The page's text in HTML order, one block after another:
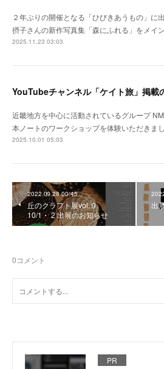
２年ぶりの開催となる「ひびきあうもの」に
摂子さんの新作写真集「森にふれる」をメイ
2025.11.23 03:03
YouTubeチャンネル「ケイト旅」掲載
近畿地方を中心に活動されているグループ
本ノートのワークショップを体験いただきま
2025.10.01 05:03
2022.09.28 00:45
丘のクラフト展vol.９
10/1・ 2 出展のお知らせ
出
0コメント
PR